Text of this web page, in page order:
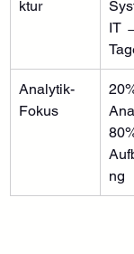
ktur
IT
Analytik-
Fokus
ng